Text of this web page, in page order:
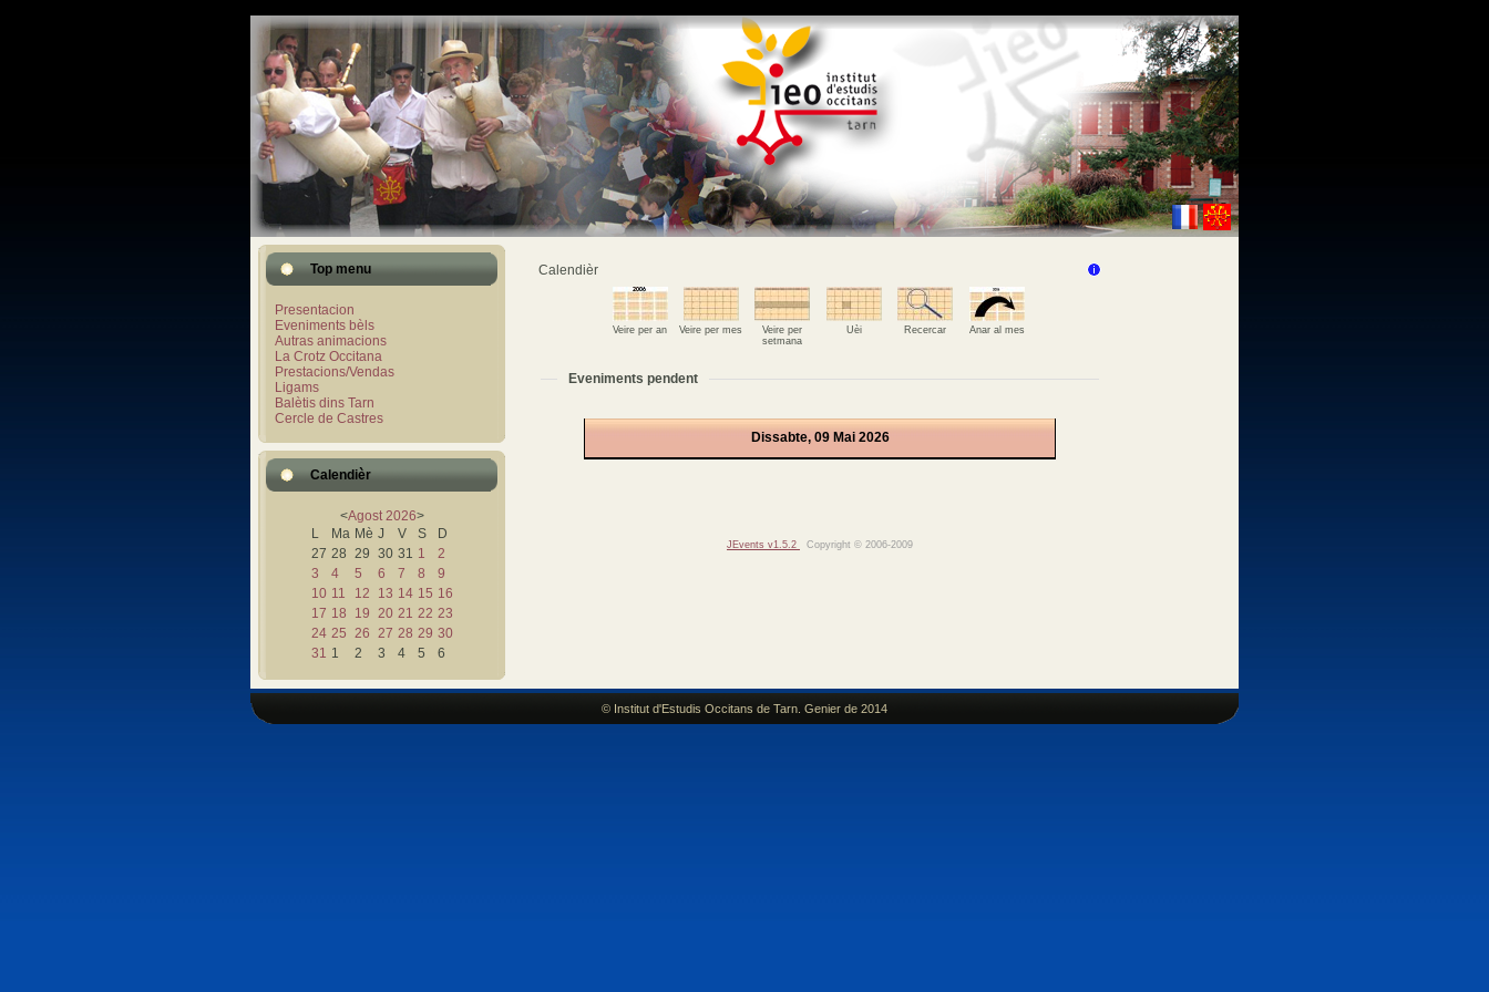
Top menu
Presentacion
Eveniments bèls
Autras animacions
La Crotz Occitana
Prestacions/Vendas
Ligams
Balètis dins Tarn
Cercle de Castres
Calendièr
<Agost 2026>
L
Ma Mè J V S
D
27 28 29 30 31 1
2
3
4 5 6 7 8
9
10 11 12 13 14 15 16
17 18 19 20 21 22 23
24 25 26 27 28 29 30
31 1 2 3 4 5 6
Calendièr
Veire per an Veire per mes
Veire per
setmana
Uèi Recercar Anar al mes
Eveniments pendent
Dissabte, 09 Mai 2026
JEvents v1.5.2 Copyright © 2006-2009
© Institut d'Estudis Occitans de Tarn. Genier de 2014